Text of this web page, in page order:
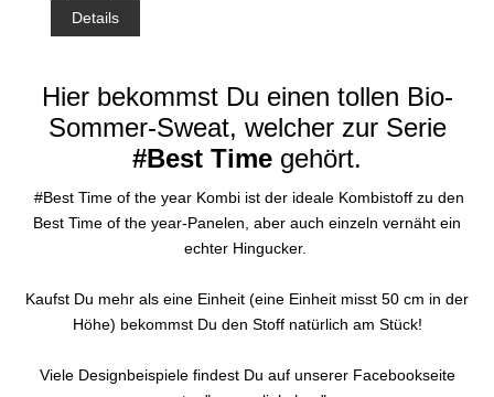
Details
Hier bekommst Du einen tollen Bio-
Sommer-Sweat, welcher zur Serie
#Best Time gehört.
#Best Time of the year Kombi ist der ideale Kombistoff zu den
Best Time of the year-Panelen, aber auch einzeln vernäht ein
echter Hingucker.
Kaufst Du mehr als eine Einheit (eine Einheit misst 50 cm in der
Höhe) bekommst Du den Stoff natürlich am Stück!
Viele Designbeispiele findest Du auf unserer Facebookseite